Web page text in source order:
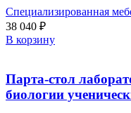
Специализированная
38 040 ₽
В корзину
Парта-стол
биологии